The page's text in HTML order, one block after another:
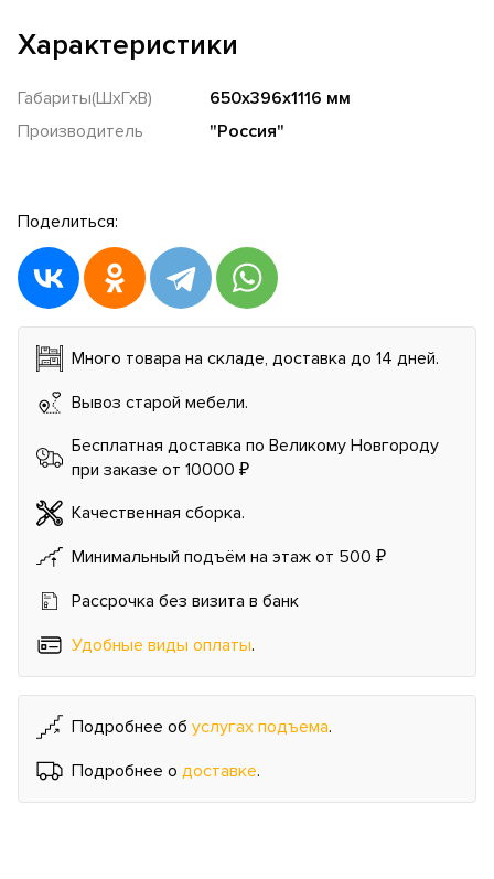
Характеристики
Габариты(ШхГхВ)
650х396х1116 мм
Производитель
"Россия"
Поделиться:
Много товара на складе, доставка до 14 дней.
Вывоз старой мебели.
Бесплатная доставка по Великому Новгороду
при заказе от 10000 ₽
Качественная сборка.
Минимальный подъём на этаж от 500 ₽
Рассрочка без визита в банк
Удобные виды оплаты.
Подробнее об услугах подъема.
Подробнее о доставке.